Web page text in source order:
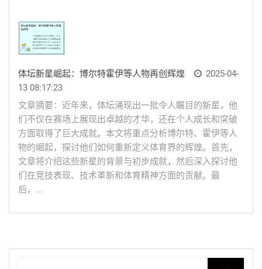
体坛新星崛起：博尔特霍伊等人物再创辉煌
2025-04-
13 08:17:23
文章摘要：近年来，体坛涌现出一批令人瞩目的新星，他
们不仅在赛场上展现出卓越的才华，还在个人成长和突破
方面取得了巨大成就。本文将重点分析博尔特、霍伊等人
物的崛起，探讨他们如何重新定义体育界的辉煌。首先，
文章将介绍这些新星的背景与初步成就，然后深入探讨他
们在竞技表现、技术革新和体育精神方面的贡献。最
后，...